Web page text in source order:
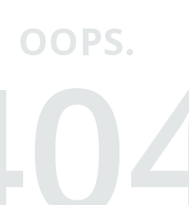
OOPS.